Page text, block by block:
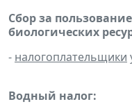
Сбор за
биологических
- налогоплательщики
Водный налог: